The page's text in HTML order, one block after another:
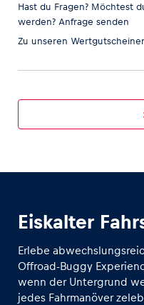
Fahrzeug
Hast du Fragen? Möchtest
werden? Anfrage senden
Zu unseren
Eiskalter
Erlebe
Offroad-Buggy
wenn der Untergrund
jedes Fahrmanöver